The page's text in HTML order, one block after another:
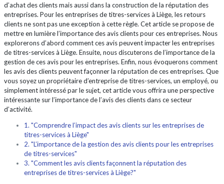
d’achat des clients mais aussi dans la construction de la réputation des
entreprises. Pour les entreprises de titres-services à Liège, les retours
clients ne sont pas une exception à cette règle. Cet article se propose de
mettre en lumière l’importance des avis clients pour ces entreprises. Nous
explorerons d’abord comment ces avis peuvent impacter les entreprises
de titres-services à Liège. Ensuite, nous discuterons de l’importance de la
gestion de ces avis pour les entreprises. Enfin, nous évoquerons comment
les avis des clients peuvent façonner la réputation de ces entreprises. Que
vous soyez un propriétaire d’entreprise de titres-services, un employé, ou
simplement intéressé par le sujet, cet article vous offrira une perspective
intéressante sur l’importance de l’avis des clients dans ce secteur
d’activité.
1. "Comprendre l’impact des avis clients sur les entreprises de
titres-services à Liège"
2. "L’importance de la gestion des avis clients pour les entreprises
de titres-services"
3. "Comment les avis clients façonnent la réputation des
entreprises de titres-services à Liège?"